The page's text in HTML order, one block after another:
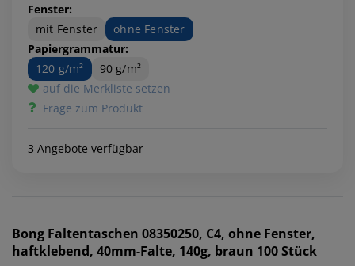
Fenster:
mit Fenster
ohne Fenster
Papiergrammatur:
120 g/m²
90 g/m²
auf die Merkliste setzen
Frage zum Produkt
3 Angebote verfügbar
Bong Faltentaschen 08350250, C4, ohne Fenster,
haftklebend, 40mm-Falte, 140g, braun 100 Stück